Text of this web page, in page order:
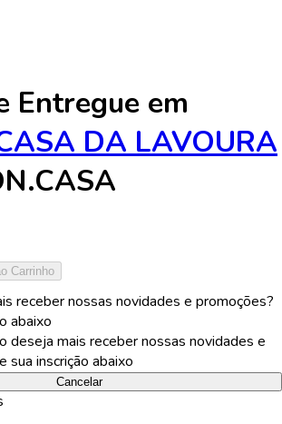
Entregue em
DA LAVOURA
Carrinho
receber nossas novidades e promoções?
abaixo
deseja mais receber nossas novidades e
sua inscrição abaixo
Cancelar